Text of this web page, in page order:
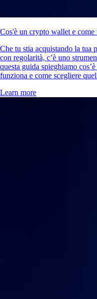
Cos'è un crypto wallet e come
Che tu stia acquistando la tua
con regolarità, c’è uno
questa guida spieghiamo
funziona e come scegliere
Learn more